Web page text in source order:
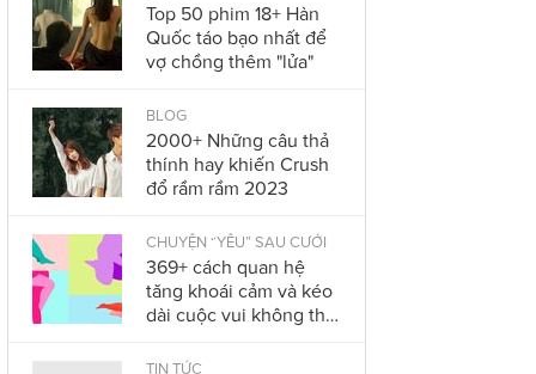
Top 50 phim 18+ Hàn
Quốc táo bạo nhất để
vợ chồng thêm "lửa"
BLOG
2000+ Những câu thả
thính hay khiến Crush
đổ rầm rầm 2023
CHUYỆN “YÊU” SAU CƯỚI
369+ cách quan hệ
tăng khoái cảm và kéo
dài cuộc vui không thể
2023
TIN TỨC